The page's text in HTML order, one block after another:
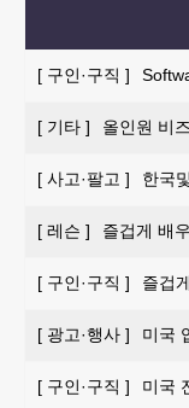
[ 구인·구직 ]
[ 기타 ] 올인원 비
[ 사고·팔고 ] 한국
[ 레슨 ] 즐겁게 배
[ 구인·구직 ] 즐겁
[ 광고·행사 ] 미국
[ 구인·구직 ] 미국